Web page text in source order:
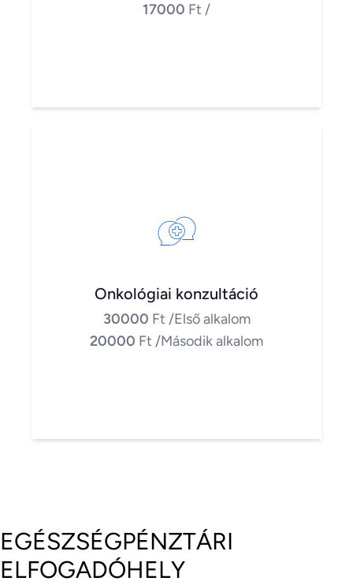
17000 Ft /
Onkológiai konzultáció
30000 Ft /Első alkalom
20000 Ft /Második alkalom
EGÉSZSÉGPÉNZTÁRI
ELFOGADÓHELY